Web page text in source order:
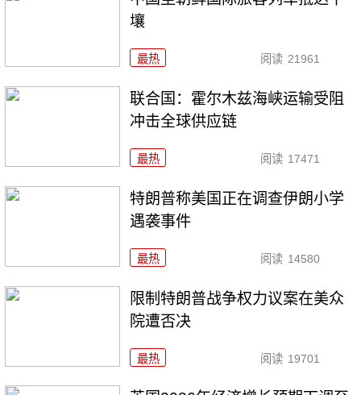
壤
最热 阅读 21961
联合国：霍尔木兹海峡运输受阻
冲击全球供应链
最热 阅读 17471
特朗普称美国正在调查伊朗小学
遇袭事件
最热 阅读 14580
限制特朗普战争权力议案在美众
院遭否决
最热 阅读 19701